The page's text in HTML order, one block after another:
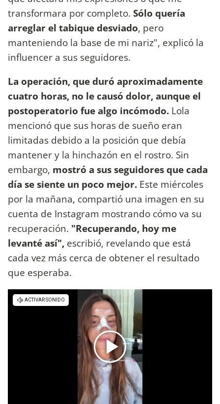
transformara por completo. Sólo quería
arreglar el tabique desviado, pero
manteniendo la base de mi nariz", explicó la
influencer a sus seguidores.
La operación, que duró aproximadamente
cuatro horas, no le causó dolor, aunque el
postoperatorio fue algo incómodo. Lola
mencionó que sus horas de sueño eran
limitadas debido a la posición que debía
mantener y la hinchazón en el rostro. Sin
embargo, mostró a sus seguidores que cada
día se siente un poco mejor. Este miércoles
por la mañana, compartió una imagen en su
cuenta de Instagram mostrando cómo va su
recuperación. "Recuperando, hoy me
levanté así", escribió, revelando que está
cada vez más cerca de obtener el resultado
que esperaba.